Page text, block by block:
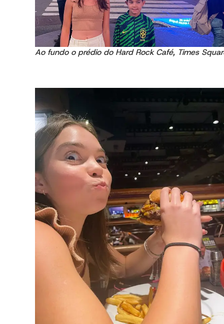
Ao fundo o prédio do Hard Rock Café, Times